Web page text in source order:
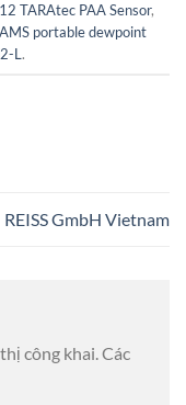
TARAtec PAA Sensor,
portable dewpoint
L.
REISS GmbH Vietnam
công khai.Các